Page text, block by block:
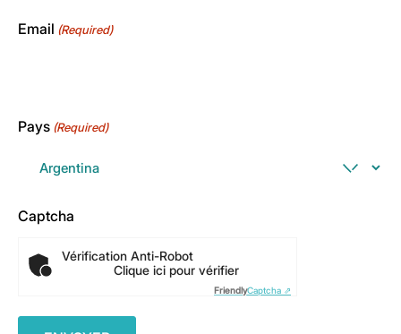
Email (Required)
Pays (Required)
Captcha
Vérification Anti-Robot
Clique ici pour vérifier
FriendlyCaptcha ⇗